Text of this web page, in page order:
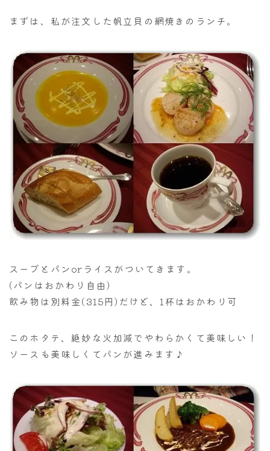
まずは、私が注文した帆立貝の網焼きのランチ。
スープとパンorライスがついてきます。
(パンはおかわり自由)
飲み物は別料金(315円)だけど、1杯はおかわり可
このホタテ、絶妙な火加減でやわらかくて美味しい！
ソースも美味しくてパンが進みます♪